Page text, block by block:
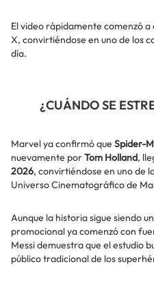
El video rápidamente comenzó
X, convirtiéndose en uno de los
día.
¿CUÁNDO SE
Marvel ya confirmó que Spider-
nuevamente porTom Holland,
2026, convirtiéndose en uno de
Universo Cinematográfico de
Aunque la historia sigue siendo
promocional ya comenzó con
Messi demuestra que el estudio
público tradicional de los